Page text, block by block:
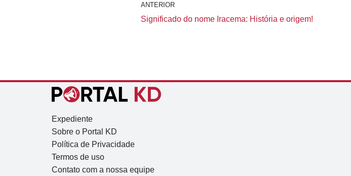
ANTERIOR
Significado do nome Iracema: História e origem!
Expediente
Sobre o Portal KD
Política de Privacidade
Termos de uso
Contato com a nossa equipe